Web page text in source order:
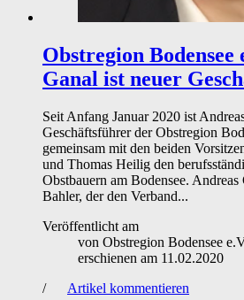
Obstregion Bodensee
Ganal ist neuer
Seit Anfang Januar 2020 ist
Geschäftsführer der Obstregion
gemeinsam mit den beiden
und Thomas Heilig den
Obstbauern am Bodensee.
Bahler, der den Verband...
Veröffentlicht am
von Obstregion Bodensee
erschienen am 11.02.2020
/
Artikel kommentieren